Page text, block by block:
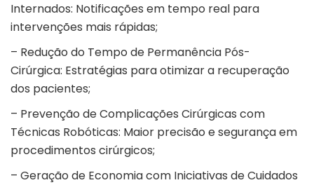
Internados: Notificações em tempo real para
intervenções mais rápidas;
– Redução do Tempo de Permanência Pós-
Cirúrgica: Estratégias para otimizar a recuperação
dos pacientes;
– Prevenção de Complicações Cirúrgicas com
Técnicas Robóticas: Maior precisão e segurança em
procedimentos cirúrgicos;
– Geração de Economia com Iniciativas de Cuidados